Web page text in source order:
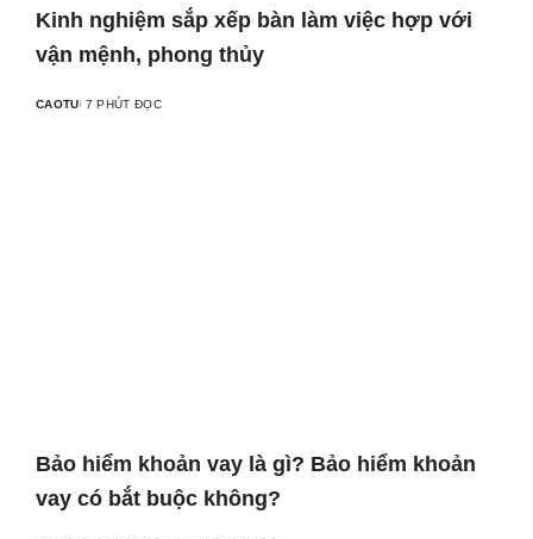
Kinh nghiệm sắp xếp bàn làm việc hợp với
vận mệnh, phong thủy
CAOTU 7 PHÚT ĐỌC
Bảo hiểm khoản vay là gì? Bảo hiểm khoản
vay có bắt buộc không?